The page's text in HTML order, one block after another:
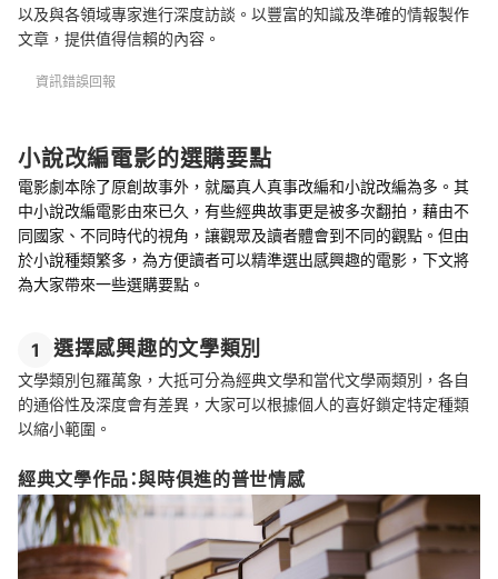
Q：如何得知哪些電影有經過改編？
總結
以及與各領域專家進行深度訪談。以豐富的知識及準確的情報製作
文章，提供值得信賴的內容。
資訊錯誤回報
小說改編電影的選購要點
電影劇本除了原創故事外，就屬真人真事改編和小說改編為多。其
中小說改編電影由來已久，有些經典故事更是被多次翻拍，藉由不
同國家、不同時代的視角，讓觀眾及讀者體會到不同的觀點。但由
於小說種類繁多，為方便讀者可以精準選出感興趣的電影，下文將
為大家帶來一些選購要點。
1 選擇感興趣的文學類別
文學類別包羅萬象，大抵可分為經典文學和當代文學兩類別，各自
的通俗性及深度會有差異，大家可以根據個人的喜好鎖定特定種類
以縮小範圍。
經典文學作品：與時俱進的普世情感